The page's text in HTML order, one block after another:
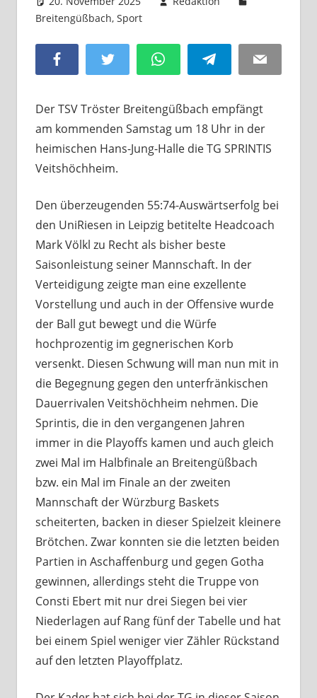
Breitengüßbach, Sport
Facebook Twitter WhatsAppTelegram Email
Der TSV Tröster Breitengüßbach empfängt
am kommenden Samstag um 18 Uhr in der
heimischen Hans-Jung-Halle die TG SPRINTIS
Veitshöchheim.
Den überzeugenden 55:74-Auswärtserfolg bei
den UniRiesen in Leipzig betitelte Headcoach
Mark Völkl zu Recht als bisher beste
Saisonleistung seiner Mannschaft. In der
Verteidigung zeigte man eine exzellente
Vorstellung und auch in der Offensive wurde
der Ball gut bewegt und die Würfe
hochprozentig im gegnerischen Korb
versenkt. Diesen Schwung will man nun mit in
die Begegnung gegen den unterfränkischen
Dauerrivalen Veitshöchheim nehmen. Die
Sprintis, die in den vergangenen Jahren
immer in die Playoffs kamen und auch gleich
zwei Mal im Halbfinale an Breitengüßbach
bzw. ein Mal im Finale an der zweiten
Mannschaft der Würzburg Baskets
scheiterten, backen in dieser Spielzeit kleinere
Brötchen. Zwar konnten sie die letzten beiden
Partien in Aschaffenburg und gegen Gotha
gewinnen, allerdings steht die Truppe von
Consti Ebert mit nur drei Siegen bei vier
Niederlagen auf Rang fünf der Tabelle und hat
bei einem Spiel weniger vier Zähler Rückstand
auf den letzten Playoffplatz.